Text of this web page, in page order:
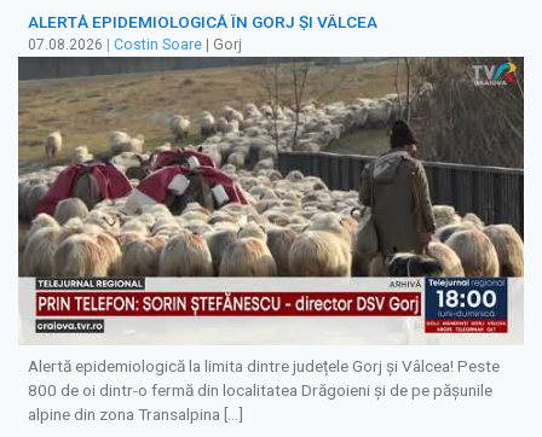
ALERTĂ EPIDEMIOLOGICĂ ÎN GORJ ȘI VÂLCEA
07.08.2026 Costin Soare | Gorj
Alertă epidemiologică la limita dintre județele Gorj și Vâlcea! Peste
800 de oi dintr-o fermă din localitatea Drăgoieni și de pe pășunile
alpine din zona Transalpina […]